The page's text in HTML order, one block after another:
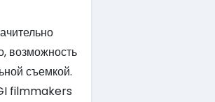
возможность
съемкой.
filmmakers